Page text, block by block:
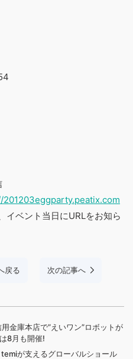
201203eggparty.peatix.com
イベント当日にURLをお知ら
戻る 次の記事へ
金庫本店で”えいワン”ロボットが
8月も開催!
が支えるグローバルショール